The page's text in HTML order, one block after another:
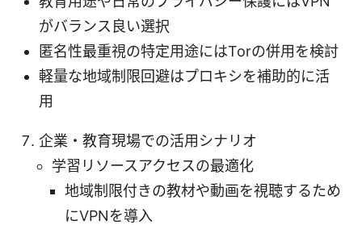
がバランス良い選択
匿名性最重視の特定用途にはTorの併用を検討
軽量な地域制限回避はプロキシを補助的に活
用
企業・教育現場での活用シナリオ
学習リソースアクセスの最適化
地域制限付きの教材や動画を視聴するため
にVPNを導入